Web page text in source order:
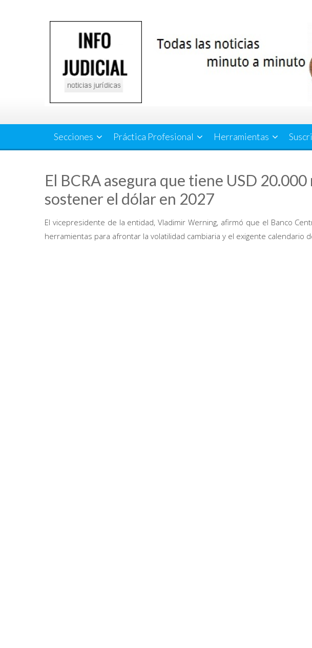
Secciones Práctica Profesional Herramientas
El BCRA asegura que tiene USD
sostener el dólar en 2027
El vicepresidente de la entidad, Vladimir Werning, afirmó que el Banco
herramientas para afrontar la volatilidad cambiaria y el exigente calendario